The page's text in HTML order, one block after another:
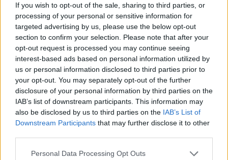
If you wish to opt-out of the sale, sharing to third parties, or
processing of your personal or sensitive information for
targeted advertising by us, please use the below opt-out
section to confirm your selection. Please note that after your
opt-out request is processed you may continue seeing
interest-based ads based on personal information utilized by
us or personal information disclosed to third parties prior to
your opt-out. You may separately opt-out of the further
disclosure of your personal information by third parties on the
IAB’s list of downstream participants. This information may
also be disclosed by us to third parties on the IAB’s List of
Downstream Participants that may further disclose it to other
Please note that this website/app uses one or more Google
Personal Data Processing Opt Outs
Κεβάριους Χέιζ προσθέτει την
αθλητικότητα που του λείπει.
ΟΟλυμπιακός θα κληθεί να περιορίσει το
επιθετικό ταλέντο τηςΜονακό, καθώς στη
regular season ήταν η δεύτερη ομάδα στο
σκοράρισμα πίσω μόνο από τηΒαλένθιαμε
90,1 πόντους ανά αγώνα. Την ίδια ώρα οι
παίκτες τουΓιώργου Μπαρτζώκαπρέπει να
αποτρέψουν σε αυτούς της Μονακό τη
δημιουργία, καθώς και σε αυτό οι
Μονεγάσκοι είναι πολύ ψηλά. Μοίρασαν